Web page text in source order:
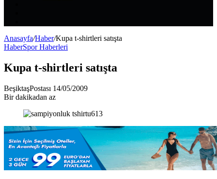
Anasayfa/Haber/Kupa t-shirtleri satışta
HaberSpor Haberleri
Kupa t-shirtleri satışta
BeşiktaşPostası Bir
e-
göndermek
14/05/2009
Bir dakikadan az